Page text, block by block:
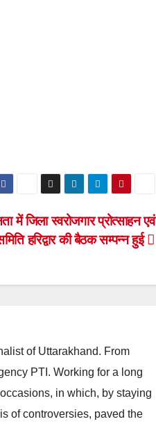
में जिला स्वरोजगार प्रोत्साहन एवं
हरिद्वार की बैठक सम्पन्न हुई
of Uttarakhand. From
PTI. Working for a long
in which, by staying
of controversies, paved the